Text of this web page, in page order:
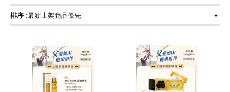
排序 :最新上架商品優先